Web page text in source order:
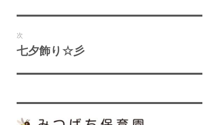
ビ
ゲ
ー
の
投
稿:
次
次
投
七夕飾り☆彡